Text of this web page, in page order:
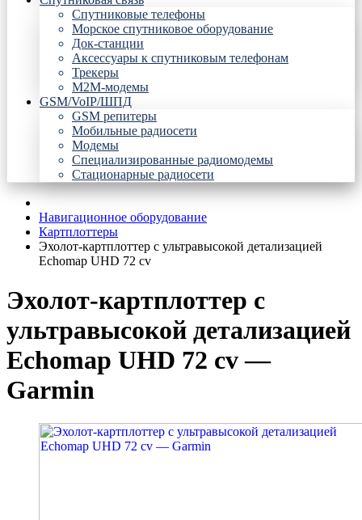
Спутниковые телефоны
Морское спутниковое оборудование
Док-станции
Аксессуары к спутниковым телефонам
Трекеры
М2М-модемы
GSM/VoIP/ШПД
GSM репитеры
Мобильные радиосети
Модемы
Специализированные радиомодемы
Стационарные радиосети
Навигационное оборудование
Картплоттеры
Эхолот-картплоттер с ультравысокой детализацией
Echomap UHD 72 cv
Эхолот-картплоттер с
ультравысокой детализацией
Echomap UHD 72 cv —
Garmin